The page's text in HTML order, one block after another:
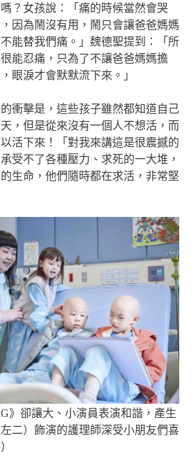
？女孩說：「痛的時候當然會哭
因為鬧沒有用，鬧只會讓爸爸媽媽
能替我們痛。」魏德聖提到：「所
能忍痛，只為了不讓爸爸媽媽擔
眼淚才會默默流下來。」
衝擊是，這些孩子雖然都知道自己
，但是從來沒有一個人不想活，而
活下來！「對我來講這是很震撼的
受不了各種壓力、求死的一大堆，
生命，他們隨時都在求活，非常堅
》卻讓大、小演員表演和諧，產生
二）飾演的護理師深受小朋友們喜